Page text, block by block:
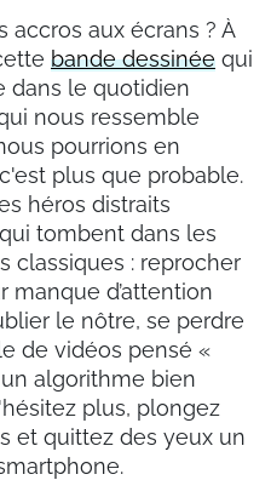
accros aux écrans ? À
bande dessinée qui
dans le quotidien
nous ressemble
pourrions en
plus que probable.
héros distraits
tombent dans les
classiques : reprocher
manque d’attention
le nôtre, se perdre
de vidéos pensé «
algorithme bien
plus, plongez
et quittez des yeux un